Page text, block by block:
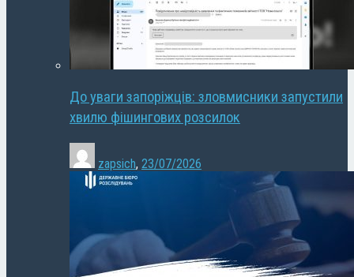
До уваги запоріжців: зловмисники запустили
хвилю фішингових розсилок
zapsich, 23/07/2026